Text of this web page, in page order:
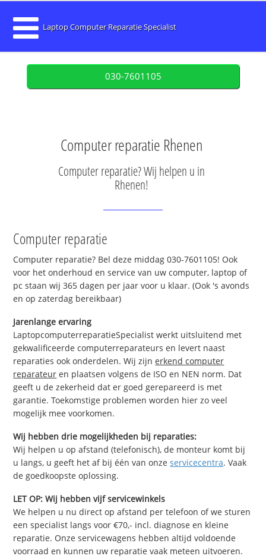
Laptop Computer Reparatie Specialist
030-7601105
Computer reparatie Rhenen
Computer reparatie? Wij helpen u in
Rhenen!
Computer reparatie
Computer reparatie? Bel deze middag 030-7601105! Ook
voor het onderhoud en service van uw computer, laptop of
pc staan wij 365 dagen per jaar voor u klaar. (Ook 's avonds
en op zaterdag bereikbaar)
Jarenlange ervaring
LaptopcomputerreparatieSpecialist werkt uitsluitend met
gekwalificeerde computerreparateurs en levert naast
reparaties ook onderdelen. Wij zijnerkend computer
reparateur en plaatsen volgens de ISO en NEN norm. Dat
geeft u de zekerheid dat er goed gerepareerd is met
garantie. Toekomstige problemen worden hier zo veel
mogelijk mee voorkomen.
Wij hebben drie mogelijkheden bij reparaties:
Wij helpen u op afstand (telefonisch), de monteur komt bij
u langs, u geeft het af bij één van onzeservicecentra. Vaak
de goedkoopste oplossing.
LET OP: Wij hebben vijf servicewinkels
We helpen u nu direct op afstand per telefoon of we sturen
een specialist langs voor €70,- incl. diagnose en kleine
reparatie. Onze servicewagens hebben altijd voldoende
voorraad en kunnen uw reparatie vaak meteen uitvoeren.